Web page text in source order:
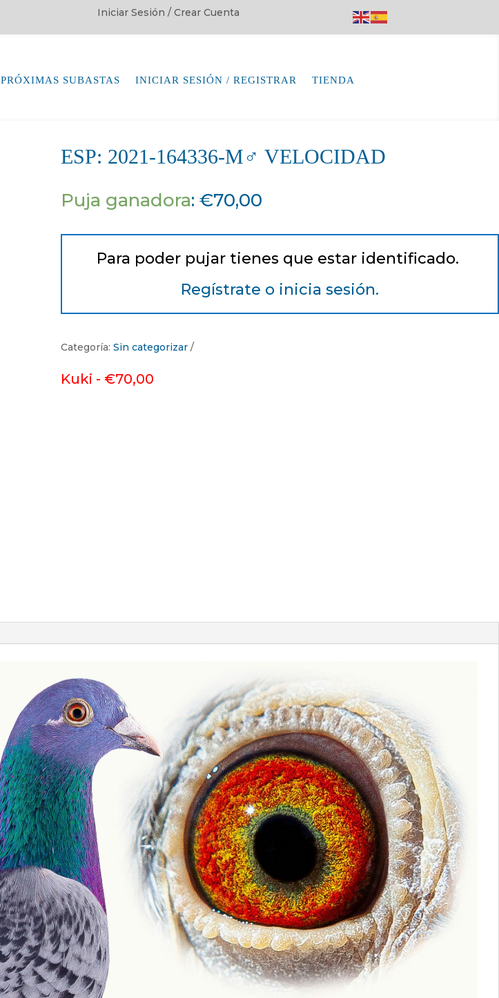
Iniciar Sesión / Crear Cuenta
PRÓXIMAS SUBASTAS INICIAR SESIÓN / REGISTRAR TIENDA
ESP: 2021-164336-M♂ VELOCIDAD
Puja ganadora: €70,00
Para poder pujar tienes que estar identificado.
Regístrate o inicia sesión.
Categoría: Sin categorizar
Kuki - €70,00